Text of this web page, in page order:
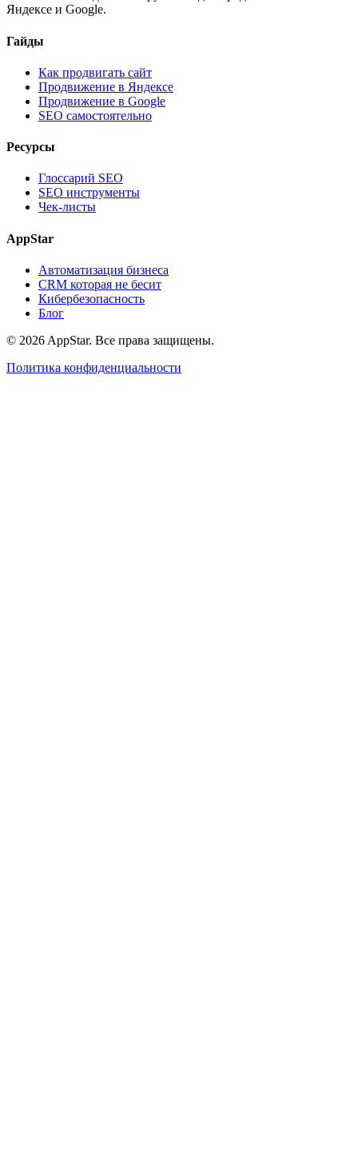
Яндексе и Google.
Гайды
Как продвигать сайт
Продвижение в Яндексе
Продвижение в Google
SEO самостоятельно
Ресурсы
Глоссарий SEO
SEO инструменты
Чек-листы
AppStar
Автоматизация бизнеса
CRM которая не бесит
Кибербезопасность
Блог
© 2026 AppStar. Все права защищены.
Политика конфиденциальности